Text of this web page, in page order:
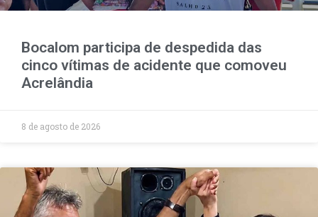
Bocalom participa de despedida das
cinco vítimas de acidente que comoveu
Acrelândia
8 de agosto de 2026